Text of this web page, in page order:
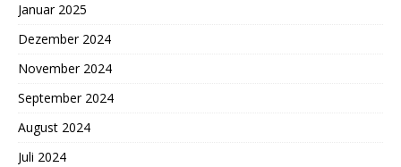
Januar 2025
Dezember 2024
November 2024
September 2024
August 2024
Juli 2024